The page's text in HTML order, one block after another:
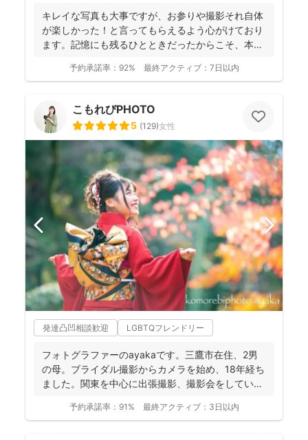
キレイな写真も大事ですが、お参りや撮影それ自体
が楽しかった！と言ってもらえるよう心がけており
ます。記憶にも残るひとときだったからこそ、本当
予約承諾率： 92% 最終アクティブ： 7日以内
こもれびPHOTO
5 (129)女性
発達凸凹相談歓迎 LGBTQフレンドリー
フォトグラファーのayakaです。三鷹市在住、2男
の母。ブライダル撮影からカメラを始め、18年経ち
ました。関東を中心に出張撮影、撮影会をしていま
予約承諾率： 91% 最終アクティブ： 3日以内